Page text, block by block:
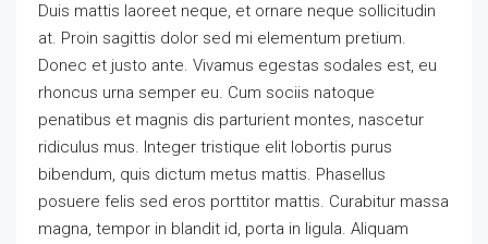
Duis mattis laoreet neque, et ornare neque sollicitudin
at. Proin sagittis dolor sed mi elementum pretium.
Donec et justo ante. Vivamus egestas sodales est, eu
rhoncus urna semper eu. Cum sociis natoque
penatibus et magnis dis parturient montes, nascetur
ridiculus mus. Integer tristique elit lobortis purus
bibendum, quis dictum metus mattis. Phasellus
posuere felis sed eros porttitor mattis. Curabitur massa
magna, tempor in blandit id, porta in ligula. Aliquam